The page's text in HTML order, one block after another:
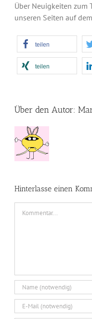
Über Neuigkeiten zum
unseren Seiten auf
teilen
teilen
Über den Autor:
Hinterlasse einen